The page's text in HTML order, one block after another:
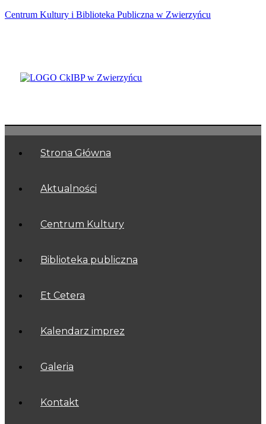
Centrum Kultury i Biblioteka Publiczna w Zwierzyńcu
Strona Główna
Aktualności
Centrum Kultury
Biblioteka publiczna
Et Cetera
Kalendarz imprez
Galeria
Kontakt